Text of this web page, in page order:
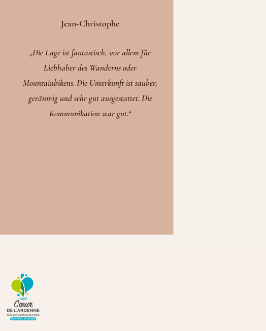
Jean-Christophe
„Die Lage ist fantastisch, vor allem für
Liebhaber des Wanderns oder
Mountainbikens. Die Unterkunft ist sauber,
geräumig und sehr gut ausgestattet. Die
Kommunikation war gut.“